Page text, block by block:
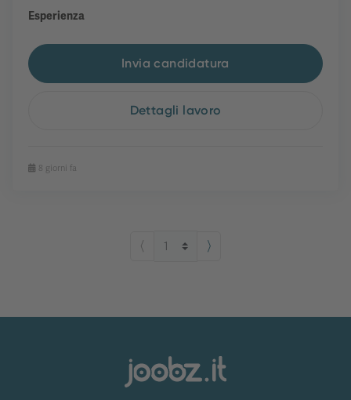
Esperienza
Invia candidatura
Dettagli lavoro
8 giorni fa
⟨ ⟩